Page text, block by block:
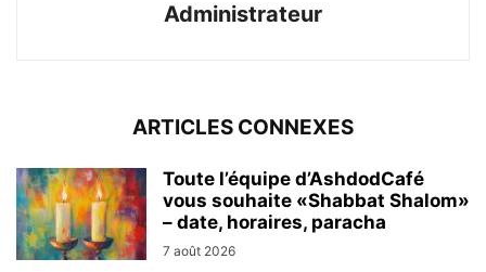
Administrateur
ARTICLES CONNEXES
Toute l’équipe d’AshdodCafé
vous souhaite «Shabbat Shalom»
– date, horaires, paracha
7 août 2026